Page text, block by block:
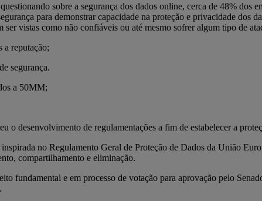
sobre a segurança dos dados online, cerca de 48% dos
para demonstrar capacidade na proteção e privacidade dos
vistas como não confiáveis ou até mesmo sofrer algum tipo de
a reputação;
segurança.
a 50MM;
o desenvolvimento de regulamentações a fim de estabelecer a
no Regulamento Geral de Proteção de Dados da União
compartilhamento e eliminação.
fundamental e em processo de votação para aprovação pelo